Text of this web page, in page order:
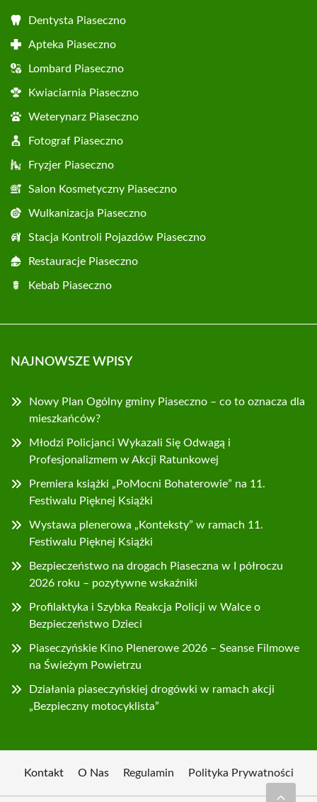
Dentysta Piaseczno
Apteka Piaseczno
Lombard Piaseczno
Kwiaciarnia Piaseczno
Weterynarz Piaseczno
Fotograf Piaseczno
Fryzjer Piaseczno
Salon Kosmetyczny Piaseczno
Wulkanizacja Piaseczno
Stacja Kontroli Pojazdów Piaseczno
Restauracje Piaseczno
Kebab Piaseczno
NAJNOWSZE WPISY
Nowy Plan Ogólny gminy Piaseczno – co to oznacza dla
mieszkańców?
Młodzi Policjanci Wykazali Się Odwagą i
Profesjonalizmem w Akcji Ratunkowej
Premiera książki „PoMocni Bohaterowie” na 11.
Festiwalu Pięknej Książki
Wystawa plenerowa „Konteksty” w ramach 11.
Festiwalu Pięknej Książki
Bezpieczeństwo na drogach Piaseczna w I półroczu
2026 roku – pozytywne wskaźniki
Profilaktyka i Szybka Reakcja Policji w Walce o
Bezpieczeństwo Dzieci
Piaseczyńskie Kino Plenerowe 2026 – Seanse Filmowe
na Świeżym Powietrzu
Działania piaseczyńskiej drogówki w ramach akcji
„Bezpieczny motocyklista”
Kontakt O Nas Regulamin Polityka Prywatności